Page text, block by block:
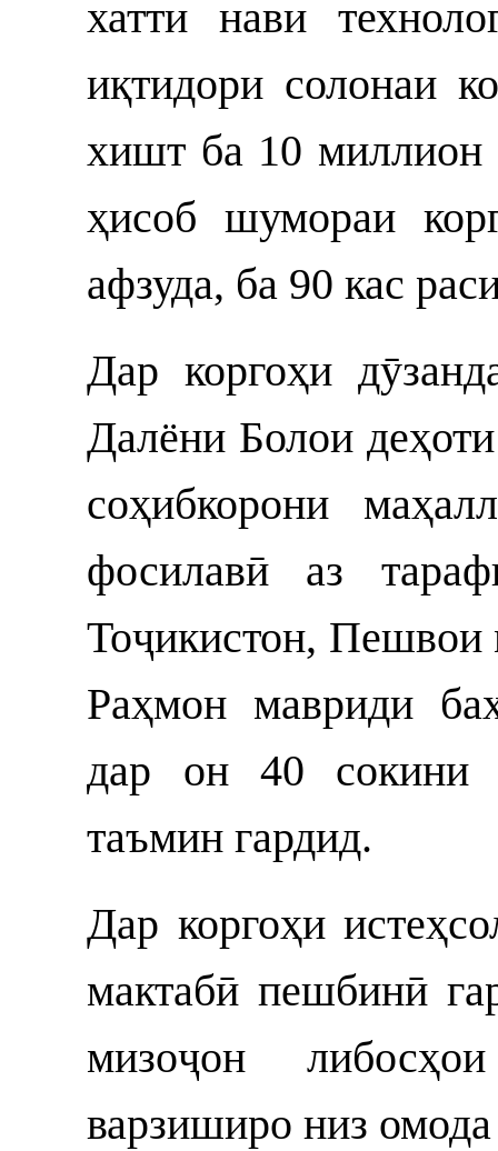
хатти нави
иқтидори солонаи
хишт ба 10
ҳисоб шумораи
афзуда, ба 90 кас
Дар коргоҳи
Далёни Болои
соҳибкорони
фосилавӣ аз
Тоҷикистон,
Раҳмон мавриди
дар он 40 сокини
таъмин гардид.
Дар коргоҳи
мактабӣ пешбинӣ
мизоҷон
варзиширо низ